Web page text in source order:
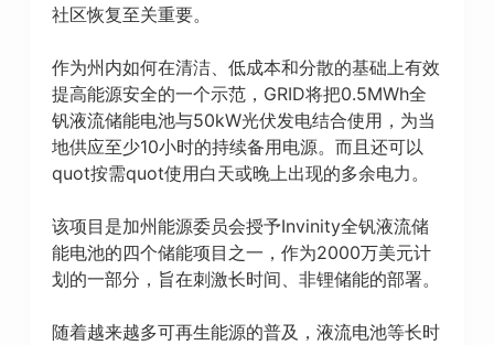
社区恢复至关重要。
作为州内如何在清洁、低成本和分散的基础上有效
提高能源安全的一个示范，GRID将把0.5MWh全
钒液流储能电池与50kW光伏发电结合使用，为当
地供应至少10小时的持续备用电源。而且还可以
quot按需quot使用白天或晚上出现的多余电力。
该项目是加州能源委员会授予Invinity全钒液流储
能电池的四个储能项目之一，作为2000万美元计
划的一部分，旨在刺激长时间、非锂储能的部署。
随着越来越多可再生能源的普及，液流电池等长时